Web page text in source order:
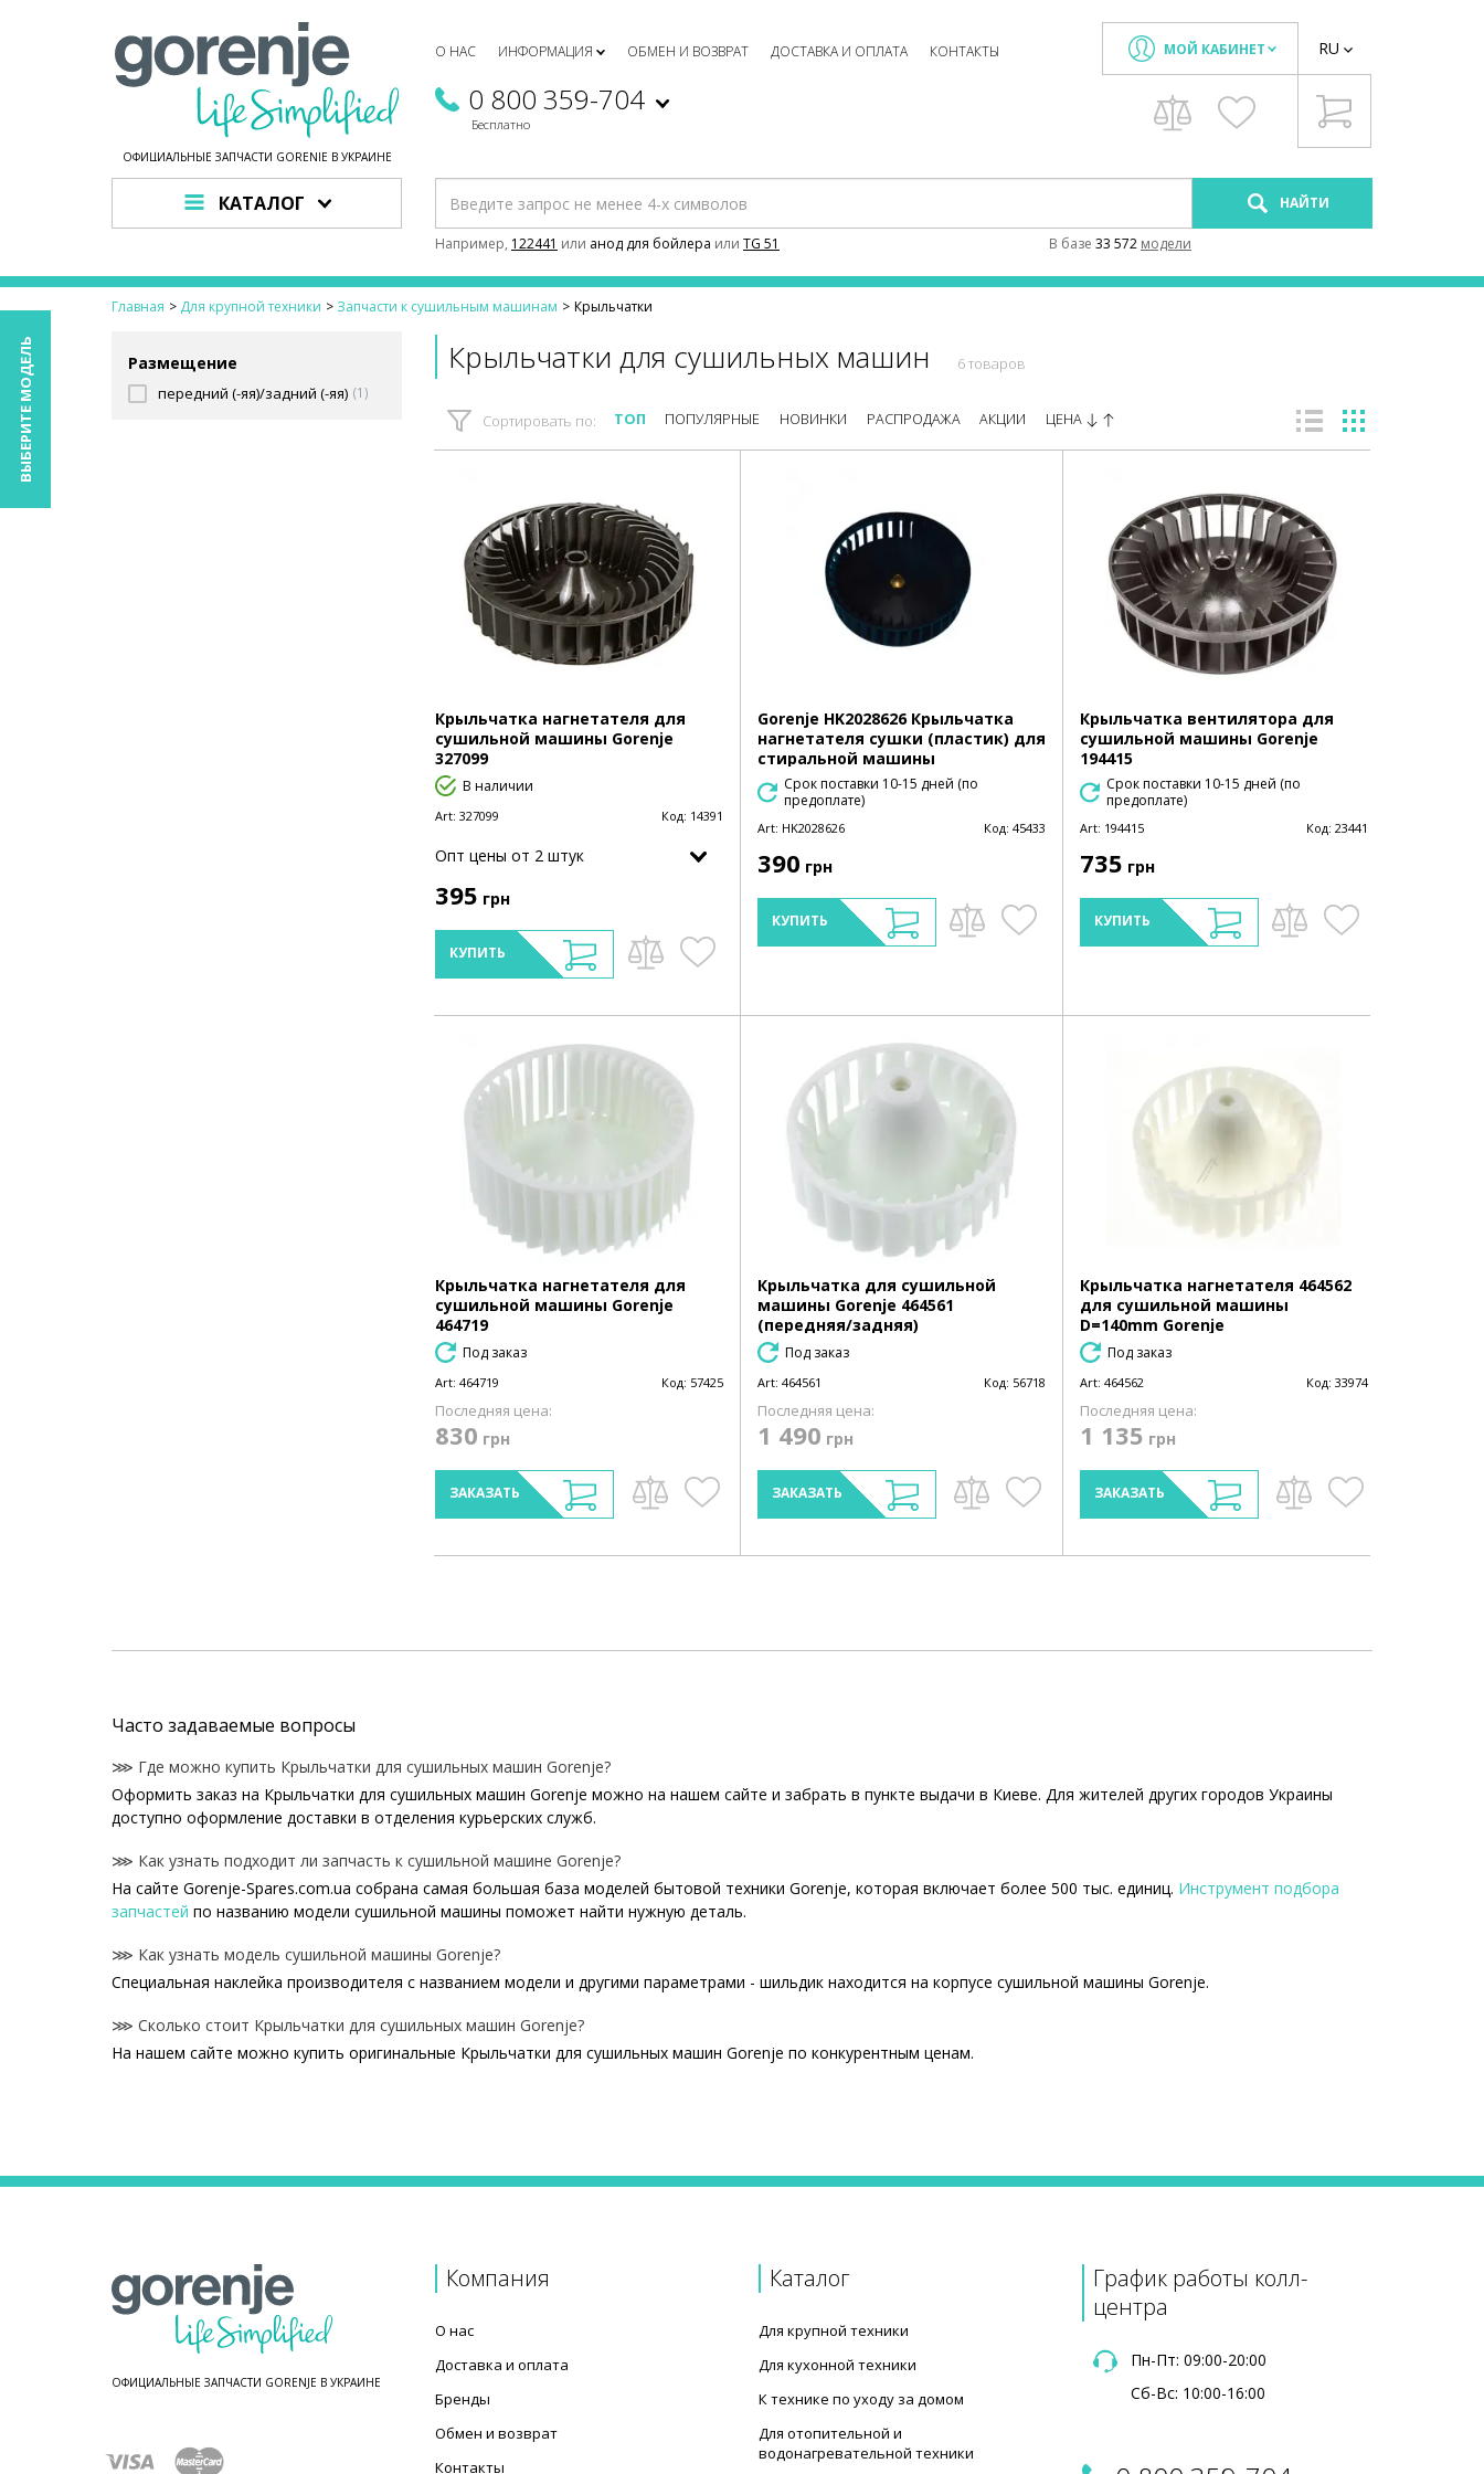
ОФИЦИАЛЬНЫЕ ЗАПЧАСТИ GORENJE В УКРАИНЕ
О НАС ИНФОРМАЦИЯ ОБМЕН И ВОЗВРАТ ДОСТАВКА И ОПЛАТА КОНТАКТЫ
0 800 359-704
Бесплатно
МОЙ КАБИНЕТ RU
КАТАЛОГ НАЙТИ
Например, 122441 или анод для бойлера или TG 51 В базе 33 572 модели
Главная Для крупной техники Запчасти к сушильным машинам Крыльчатки
Размещение
передний (-яя)/задний (-яя) (1)
Крыльчатки для сушильных машин 6 товаров
Сортировать по: ТОП ПОПУЛЯРНЫЕ НОВИНКИ РАСПРОДАЖА АКЦИИ ЦЕНА
Крыльчатка нагнетателя для
сушильной машины Gorenje
327099
В наличии
Art: 327099 Код: 14391
Опт цены от 2 штук
395 грн
КУПИТЬ
Gorenje HK2028626 Крыльчатка
нагнетателя сушки (пластик) для
стиральной машины
Срок поставки 10-15 дней (по
предоплате)
Art: HK2028626 Код: 45433
390 грн
КУПИТЬ
Крыльчатка вентилятора для
сушильной машины Gorenje
194415
Срок поставки 10-15 дней (по
предоплате)
Art: 194415 Код: 23441
735 грн
КУПИТЬ
Крыльчатка нагнетателя для
сушильной машины Gorenje
464719
Под заказ
Art: 464719 Код: 57425
Последняя цена:
830 грн
ЗАКАЗАТЬ
Крыльчатка для сушильной
машины Gorenje 464561
(передняя/задняя)
Под заказ
Art: 464561 Код: 56718
Последняя цена:
1 490 грн
ЗАКАЗАТЬ
Крыльчатка нагнетателя 464562
для сушильной машины
D=140mm Gorenje
Под заказ
Art: 464562 Код: 33974
Последняя цена:
1 135 грн
ЗАКАЗАТЬ
Часто задаваемые вопросы
⋙ Где можно купить Крыльчатки для сушильных машин Gorenje?
Оформить заказ на Крыльчатки для сушильных машин Gorenje можно на нашем сайте и забрать в пункте выдачи в Киеве. Для жителей других городов Украины
доступно оформление доставки в отделения курьерских служб.
⋙ Как узнать подходит ли запчасть к сушильной машине Gorenje?
На сайте Gorenje-Spares.com.ua собрана самая большая база моделей бытовой техники Gorenje, которая включает более 500 тыс. единиц. Инструмент подбора
запчастей по названию модели сушильной машины поможет найти нужную деталь.
⋙ Как узнать модель сушильной машины Gorenje?
Специальная наклейка производителя с названием модели и другими параметрами - шильдик находится на корпусе сушильной машины Gorenje.
⋙ Сколько стоит Крыльчатки для сушильных машин Gorenje?
На нашем сайте можно купить оригинальные Крыльчатки для сушильных машин Gorenje по конкурентным ценам.
Gorenje HK2028626 Крыльчатка нагнетателя сушки (пластик) для стиральной машины
390 ₴
Крыльчатка для сушильной машины Gorenje 464561 (передняя/задняя)
Крыльчатка нагнетателя 464562 для сушильной машины D=140mm Gorenje
1135 ₴
ОФИЦИАЛЬНЫЕ ЗАПЧАСТИ GORENJE В УКРАИНЕ
Компания
О нас
Доставка и оплата
Бренды
Обмен и возврат
Контакты
Каталог
Для крупной техники
Для кухонной техники
К технике по уходу за домом
Для отопительной и
водонагревательной техники
График работы колл-
центра
Пн-Пт: 09:00-20:00
Сб-Вс: 10:00-16:00
ВЫБЕРИТЕ МОДЕЛЬ